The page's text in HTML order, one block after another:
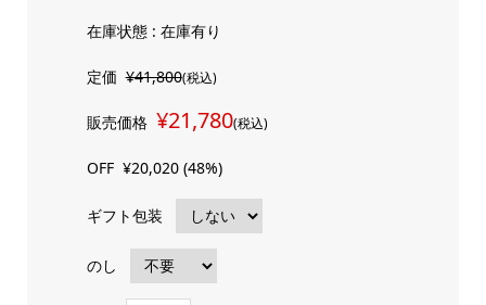
在庫状態 : 在庫有り
定価¥41,800(税込)
販売価格 ¥21,780(税込)
OFF ¥20,020 (48%)
ギフト包装
のし